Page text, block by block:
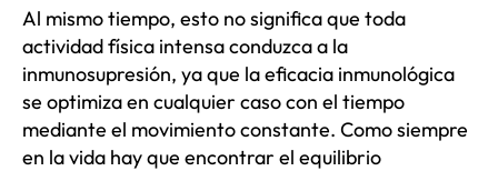
Al mismo tiempo, esto no significa que toda
actividad física intensa conduzca a la
inmunosupresión, ya que la eficacia inmunológica
se optimiza en cualquier caso con el tiempo
mediante el movimiento constante. Como siempre
en la vida hay que encontrar el equilibrio